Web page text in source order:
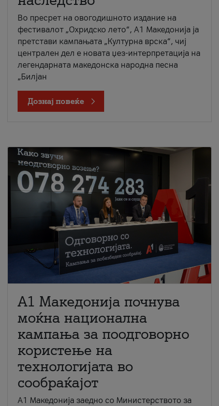
Во пресрет на овогодишното издание на
фестивалот „Охридско лето“, А1 Македонија ја
претстави кампањата „Културна врска“, чиј
централен дел е новата џез-интерпретација на
легендарната македонска народна песна
„Билјан
Дознај повеќе
A1 Македонија почнува
моќна национална
кампања за поодговорно
користење на
технологијата во
сообраќајот
A1 Македонија заедно со Министерството за